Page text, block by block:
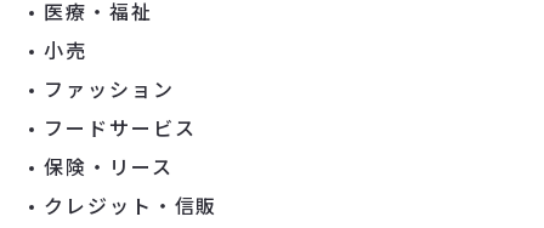
医療・福祉
小売
ファッション
フードサービス
保険・リース
クレジット・信販